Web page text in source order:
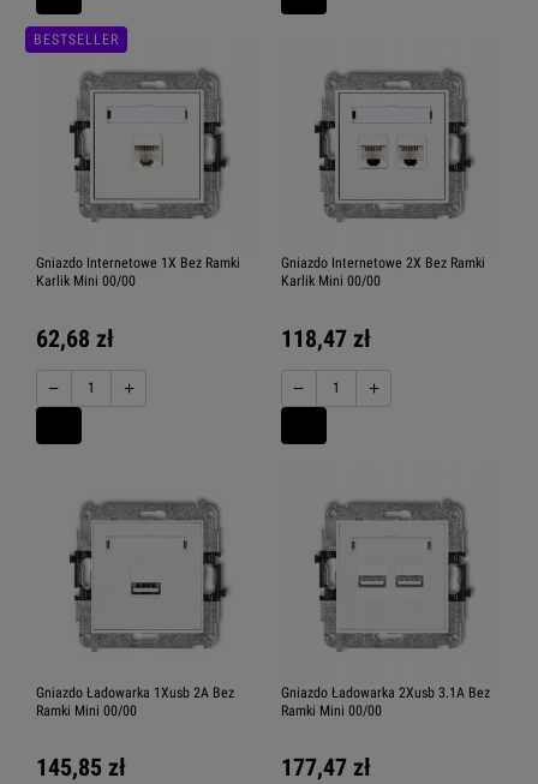
Gniazdo Internetowe 1X Bez Ramki
Karlik Mini 00/00
62,68 zł
− +
BESTSELLER
Gniazdo Internetowe 2X Bez Ramki
Karlik Mini 00/00
118,47 zł
− +
Gniazdo Ładowarka 1Xusb 2A Bez
Ramki Mini 00/00
145,85 zł
Gniazdo Ładowarka 2Xusb 3.1A Bez
Ramki Mini 00/00
177,47 zł